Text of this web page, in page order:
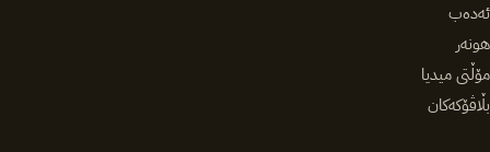
ئەدەب
هونەر
مۆڵتی میدیا
بڵاڤۆکەکان